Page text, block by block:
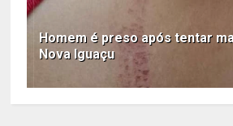
Homem é preso após tentar
Nova Iguaçu